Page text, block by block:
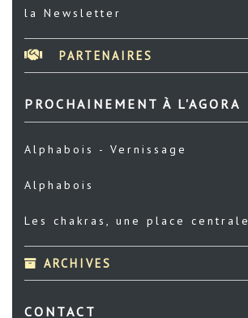
la Newsletter
PARTENAIRES
PROCHAINEMENT À L'AGORA
Alphabois - Vernissage
Alphabois
Les chakras, une place centrale
ARCHIVES
CONTACT